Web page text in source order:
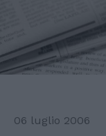
06 luglio 2006